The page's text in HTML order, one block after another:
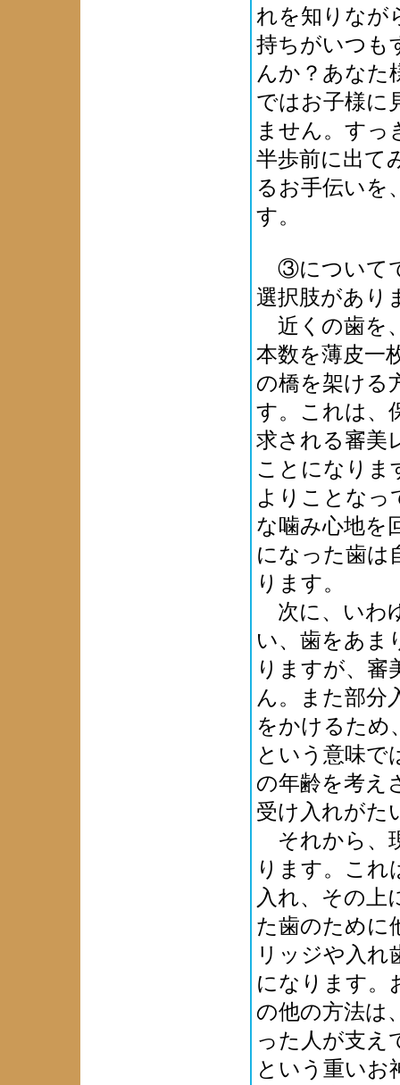
れを知りなが
持ちがいつも
んか？あなた
ではお子様に
ません。すっ
半歩前に出て
るお手伝いを
す。
③について
選択肢があり
近くの歯を
本数を薄皮一
の橋を架ける
す。これは、
求される審美
ことになりま
よりことなっ
な噛み心地を
になった歯は
ります。
次に、いわ
い、歯をあま
りますが、審
ん。また部分
をかけるため
という意味で
の年齢を考え
受け入れがた
それから、
ります。これ
入れ、その上
た歯のために
リッジや入れ
になります。
の他の方法は
った人が支え
という重いお